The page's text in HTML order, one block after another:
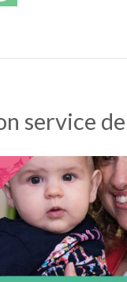
service